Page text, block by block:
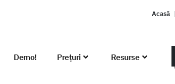
Acasă
Demo! Prețuri Resurse